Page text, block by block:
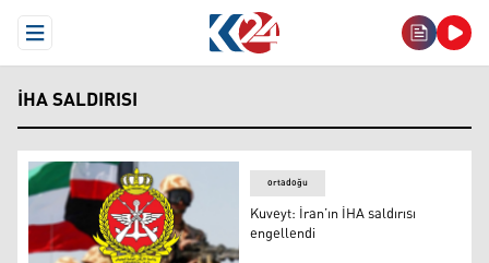
Open Menu
İHA SALDIRISI
ortadoğu
Kuveyt: İran’ın İHA saldırısı
engellendi